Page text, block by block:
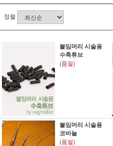
정렬
붙임머리 시술용
수축튜브
(품절)
붙임머리 시술용
코바늘
(품절)